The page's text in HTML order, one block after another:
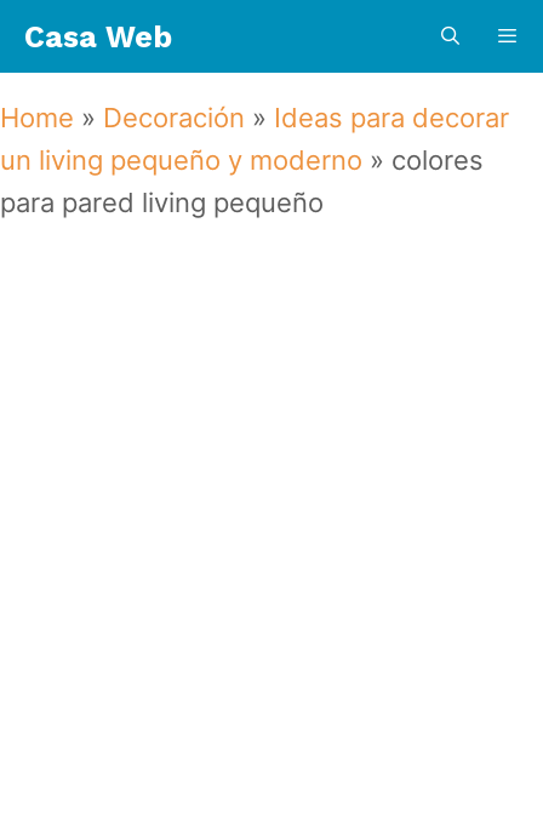
Saltar
contenido
Casa Web
Menú
Home » Decoración » Ideas para decorar
un living pequeño y moderno » colores
para pared living pequeño